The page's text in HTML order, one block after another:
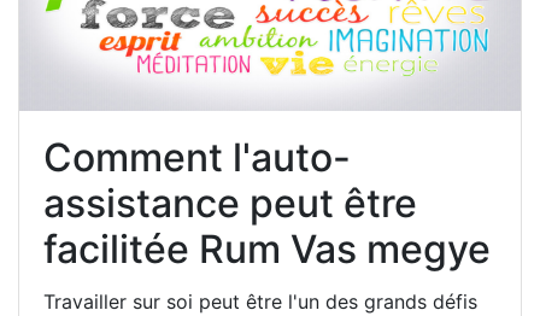
Comment l'auto-
assistance peut être
facilitée Rum Vas megye
Travailler sur soi peut être l'un des grands défis